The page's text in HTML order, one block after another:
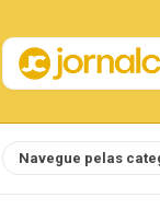
Navegue pelas